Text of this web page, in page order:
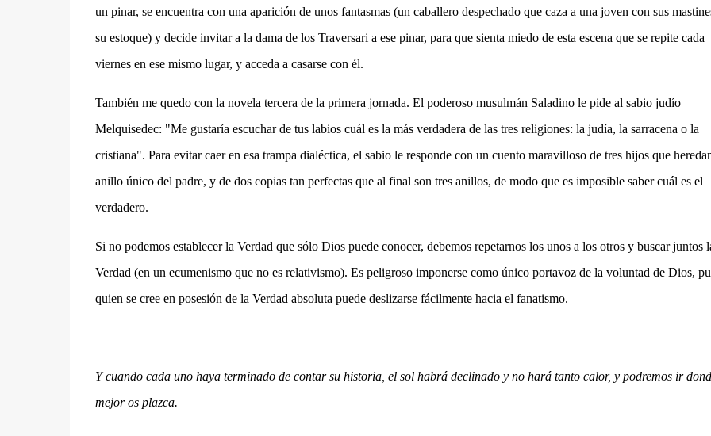
un pinar, se encuentra con una aparición de unos fantasmas (un caballero despechado que caza a una joven con sus
su estoque) y decide invitar a la dama de los Traversari a ese pinar, para que sienta miedo de esta escena que se repite cada
viernes en ese mismo lugar, y acceda a casarse con él.
También me quedo con la novela tercera de la primera jornada. El poderoso musulmán Saladino le pide al sabio judío
Melquisedec: "Me gustaría escuchar de tus labios cuál es la más verdadera de las tres religiones: la judía, la sarracena o la
cristiana". Para evitar caer en esa trampa dialéctica, el sabio le responde con un cuento maravilloso de tres hijos que
anillo único del padre, y de dos copias tan perfectas que al final son tres anillos, de modo que es imposible saber cuál es el
verdadero.
Si no podemos establecer la Verdad que sólo Dios puede conocer, debemos repetarnos los unos a los otros y buscar juntos
Verdad (en un ecumenismo que no es relativismo). Es peligroso imponerse como único portavoz de la voluntad de Dios,
quien se cree en posesión de la Verdad absoluta puede deslizarse fácilmente hacia el fanatismo.
Y cuando cada uno haya terminado de contar su historia, el sol habrá declinado y no hará tanto calor, y podremos ir
mejor os plazca.